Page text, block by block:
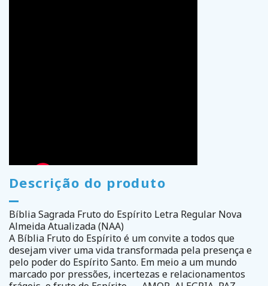
Descrição do produto
Bíblia Sagrada Fruto do Espírito Letra Regular Nova
Almeida Atualizada (NAA)
A Bíblia Fruto do Espírito é um convite a todos que
desejam viver uma vida transformada pela presença e
pelo poder do Espírito Santo. Em meio a um mundo
marcado por pressões, incertezas e relacionamentos